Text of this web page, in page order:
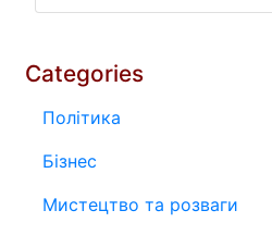
Categories
Політика
Бізнес
Мистецтво та розваги